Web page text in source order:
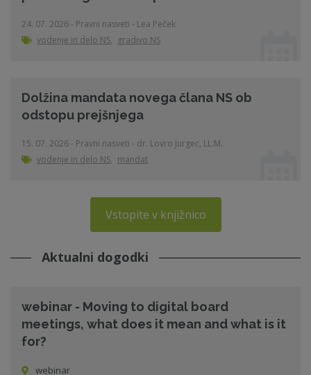
24. 07. 2026 - Pravni nasveti - Lea Peček
vodenje in delo NS, gradivo NS
Dolžina mandata novega člana NS ob
odstopu prejšnjega
15. 07. 2026 - Pravni nasveti - dr. Lovro Jurgec, LL.M.
vodenje in delo NS, mandat
Vstopite v knjižnico
Aktualni dogodki
webinar - Moving to digital board
meetings, what does it mean and what is it
for?
webinar